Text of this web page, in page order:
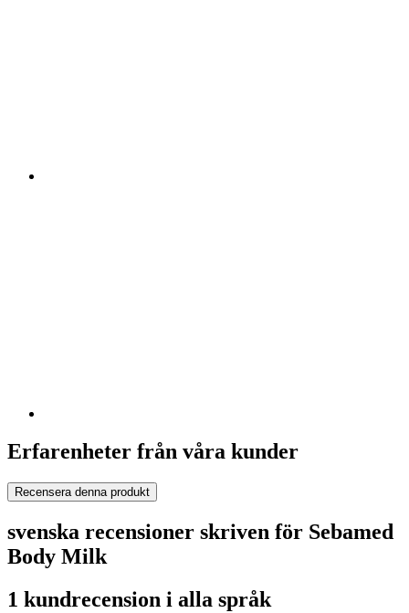
Erfarenheter från våra kunder
Recensera denna produkt
svenska recensioner skriven för Sebamed
Body Milk
1 kundrecension i alla språk